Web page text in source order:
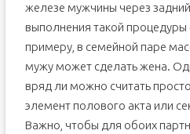
железе мужчины через
выполнения такой
примеру, в семейной паре
мужу может сделать жена.
вряд ли можно считать
элемент полового акта или
Важно, чтобы для обоих